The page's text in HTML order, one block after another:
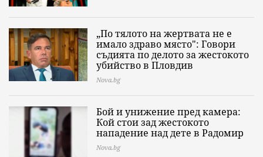
„По тялото на жертвата не е
имало здраво място": Говори
съдията по делото за жестокото
убийство в Пловдив
Nova.bg
Бой и унижение пред камера:
Кой стои зад жестокото
нападение над дете в Радомир
Nova.bg